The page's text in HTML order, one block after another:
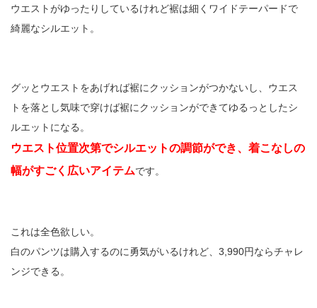
ウエストがゆったりしているけれど裾は細くワイドテーパードで
綺麗なシルエット。
グッとウエストをあげれば裾にクッションがつかないし、ウエス
トを落とし気味で穿けば裾にクッションができてゆるっとしたシ
ルエットになる。
ウエスト位置次第でシルエットの調節ができ、着こなしの
幅がすごく広いアイテムです。
これは全色欲しい。
白のパンツは購入するのに勇気がいるけれど、3,990円ならチャレ
ンジできる。